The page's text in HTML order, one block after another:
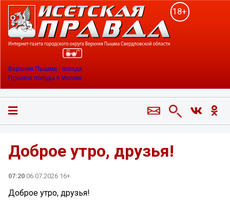
18+
Верхняя Пышма - погода
Прогноз погоды в Москве
Доброе утро, друзья!
07:20 06.07.2026 16+
Доброе утро, друзья!